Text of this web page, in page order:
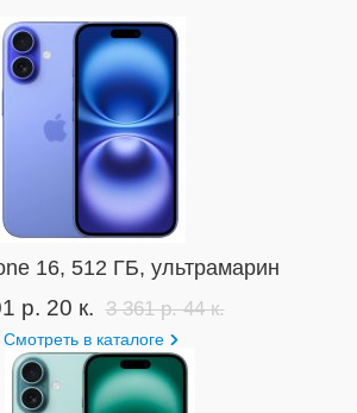
16, 512 ГБ, ультрамарин
р. 20 к. 3 361 р. 44 к.
Смотреть в каталоге